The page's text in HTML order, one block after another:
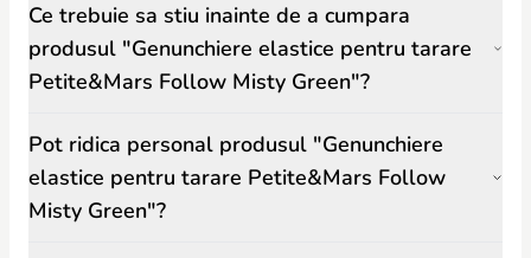
Ce trebuie sa stiu inainte de a cumpara
produsul "Genunchiere elastice pentru tarare
Petite&Mars Follow Misty Green"?
Pot ridica personal produsul "Genunchiere
elastice pentru tarare Petite&Mars Follow
Misty Green"?